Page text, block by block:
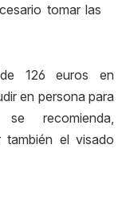
tomar las
126 euros en
en persona para
recomienda,
también el visado